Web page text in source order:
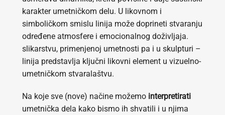
karakter umetničkom delu. U likovnom i
simboličkom smislu linija može doprineti stvaranju
određene atmosfere i emocionalnog doživljaja.
slikarstvu, primenjenoj umetnosti pa i u skulpturi –
linija predstavlja ključni likovni element u vizuelno-
umetničkom stvaralaštvu.
Na koje sve (nove) načine možemo interpretirati
umetnička dela kako bismo ih shvatili i u njima